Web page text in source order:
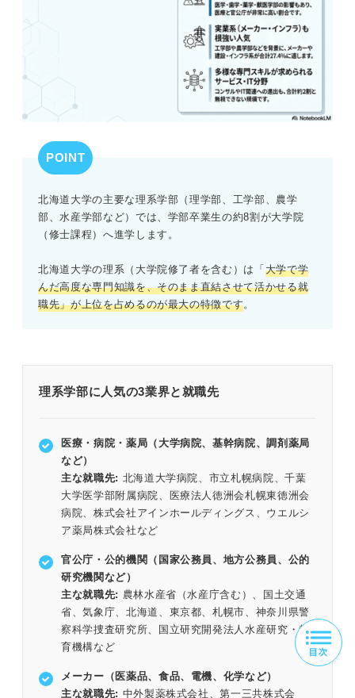
POINT
北海道大学の主要な理系学部（理学部、工学部、農学
部、水産学部など）では、学部卒業生の約8割が大学院
（修士課程）へ進学します。
北海道大学の理系（大学院修了者を含む）は「 大学で学
んだ高度な専門知識を、そのまま直結させて活かせる就
職先」が上位を占めるのが最大の特徴です。
理系学部に人気の3業界と就職先
医療・病院・薬局（大学病院、基幹病院、調剤薬局
など）
主な就職先: 北海道大学病院、市立札幌病院、千葉
大学医学部附属病院、医療法人徳洲会札幌東徳洲会
病院、株式会社アインホールディングス、ウエルシ
ア薬局株式会社など
官公庁・公的機関（国家公務員、地方公務員、公的
研究機関など）
主な就職先: 農林水産省（水産庁含む）、国土交通
省、気象庁、北海道、東京都、札幌市、神奈川県警
察科学捜査研究所、国立研究開発法人水産研究・教
育機構など
メーカー（医薬品、食品、電機、化学など）
主な就職先: 中外製薬株式会社、第一三共株式会